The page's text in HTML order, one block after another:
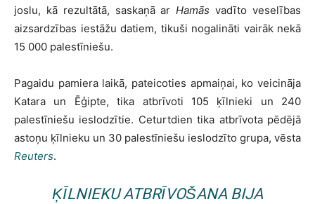
joslu, kā rezultātā, saskaņā arHamās vadīto veselības
aizsardzības iestāžu datiem, tikuši nogalināti vairāk nekā
15 000 palestīniešu.
Pagaidu pamiera laikā, pateicoties apmaiņai, ko veicināja
Katara un Ēģipte, tika atbrīvoti 105 ķīlnieki un 240
palestīniešu ieslodzītie. Ceturtdien tika atbrīvota pēdējā
astoņu ķīlnieku un 30 palestīniešu ieslodzīto grupa, vēsta
Reuters.
ĶĪLNIEKU ATBRĪVOŠANA BIJA